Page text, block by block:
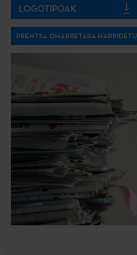
LOGOTIPOAK
PRENTSA OHARRETARA HARPIDETU